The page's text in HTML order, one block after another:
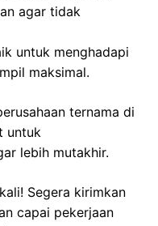
agar tidak
untuk menghadapi
maksimal.
ternama di
untuk
lebih mutakhir.
Segera kirimkan
capai pekerjaan